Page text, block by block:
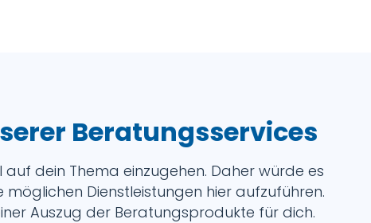
Beratungsservices
auf dein Thema einzugehen. Daher würde es
Dienstleistungen hier aufzuführen.
Auszug der Beratungsprodukte für dich.